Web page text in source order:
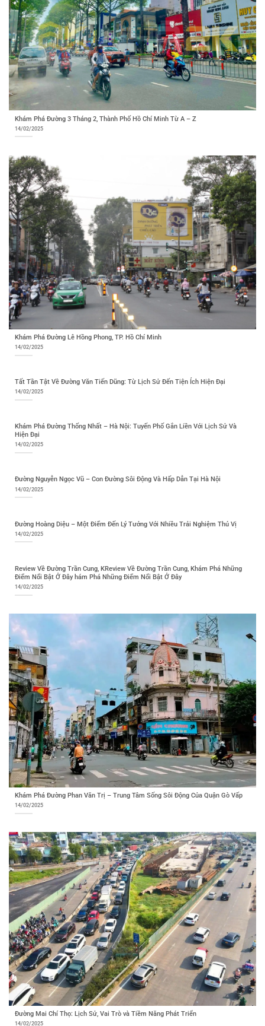
Khám Phá Đường 3 Tháng 2, Thành Phố Hồ Chí Minh Từ A – Z
14/02/2025
Khám Phá Đường Lê Hồng Phong, TP. Hồ Chí Minh
14/02/2025
Tất Tần Tật Về Đường Văn Tiến Dũng: Từ Lịch Sử Đến Tiện Ích Hiện Đại
14/02/2025
Khám Phá Đường Thống Nhất – Hà Nội: Tuyến Phố Gắn Liền Với Lịch Sử Và
Hiện Đại
14/02/2025
Đường Nguyễn Ngọc Vũ – Con Đường Sôi Động Và Hấp Dẫn Tại Hà Nội
14/02/2025
Đường Hoàng Diệu – Một Điểm Đến Lý Tưởng Với Nhiều Trải Nghiệm Thú Vị
14/02/2025
Review Về Đường Trần Cung, KReview Về Đường Trần Cung, Khám Phá Những
Điểm Nổi Bật Ở Đây hám Phá Những Điểm Nổi Bật Ở Đây
14/02/2025
Khám Phá Đường Phan Văn Trị – Trung Tâm Sống Sôi Động Của Quận Gò Vấp
14/02/2025
Đường Mai Chí Thọ: Lịch Sử, Vai Trò và Tiềm Năng Phát Triển
14/02/2025